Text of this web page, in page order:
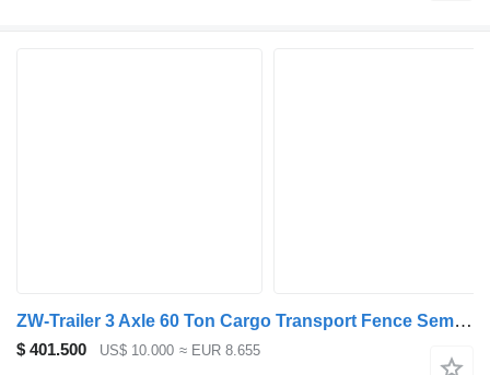
ZW-Trailer 3 Axle 60 Ton Cargo Transport Fence Semi Trailer
$ 401.500 US$ 10.000 ≈ EUR 8.655